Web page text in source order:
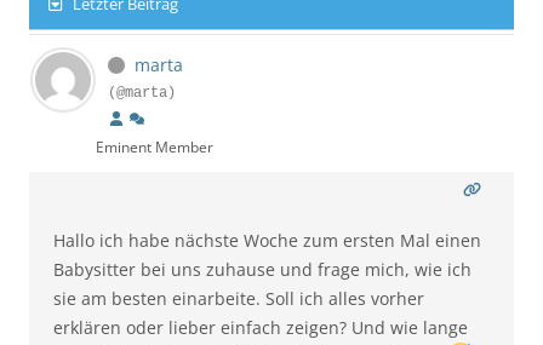
marta
(@marta)
Eminent Member
Hallo ich habe nächste Woche zum ersten Mal einen
Babysitter bei uns zuhause und frage mich, wie ich
sie am besten einarbeite. Soll ich alles vorher
erklären oder lieber einfach zeigen? Und wie lange